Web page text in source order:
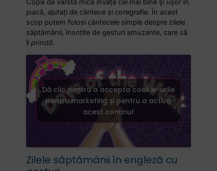
Copiii de vârstă mică învață cel mai bine și ușor în
joacă, ajutați de cântece și coregrafie. În acest
scop putem folosi cântecele simple despre zilele
săptămânii, însoțite de gesturi amuzante, care să
îiprindă.
Dă clic pentru a accepta cookie-urile
pentru marketing și pentru a activa
acest conținut
Zilele săptămânii în engleză cu